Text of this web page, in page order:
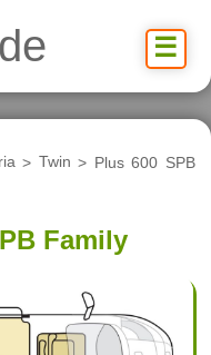
☰
> Twin > Plus 600 SPB
Family